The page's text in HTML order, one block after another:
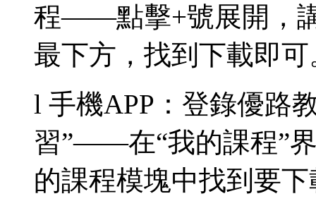
程——點擊+號展開，
最下方，找到下載即可
l 手機APP：登錄優路
習”——在“我的課程”
的課程模塊中找到要